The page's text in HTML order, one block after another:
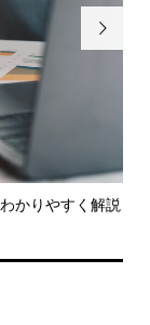
かりやすく解説
